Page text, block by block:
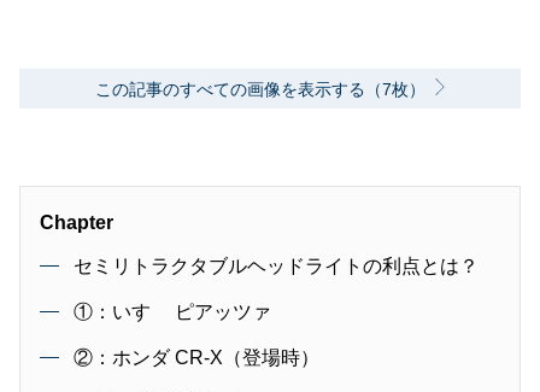
この記事のすべての画像を表示する（7枚）
Chapter
セミリトラクタブルヘッドライトの利点とは？
①：いすゞ ピアッツァ
②：ホンダ CR-X（登場時）